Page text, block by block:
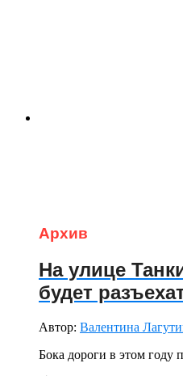
Архив
На улице
будет
Автор: Валентина
Бока дороги в этом году